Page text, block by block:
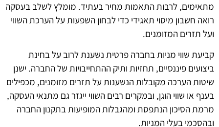
מתאימים, לרבות התאמות מחיר בעתיד. מומלץ לשלב בעסקה
רואה חשבון מיסוי תאגידי כדי לבחון השפעות על הערכת השווי
ועל תזרים המזומנים.
קביעת שווי מניות בחברה פרטית נשענת לרוב על בחינת
ביצועים פיננסיים, תחזיות ותיק ההתחייבויות של החברה. ישנן
שיטות הערכה מקובלות הנשענות על תזרים מזומנים, מכפילים
בענף או שווי הוגן, ובמקרים רבים השווי ייגזר גם מתנאי העסקה,
מרמת הסיכון הנתפסת ומהגבלות המופיעות בתקנון החברה
ובהסכמי בעלי המניות.